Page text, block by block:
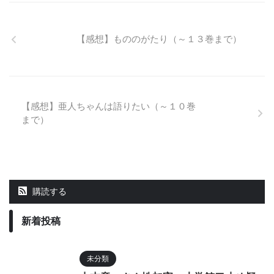
【感想】もののがたり（～１３巻まで）
【感想】亜人ちゃんは語りたい（～１０巻
まで）
購読する
新着投稿
未分類